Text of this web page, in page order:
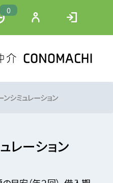
0
ンシミュレーション
レーション